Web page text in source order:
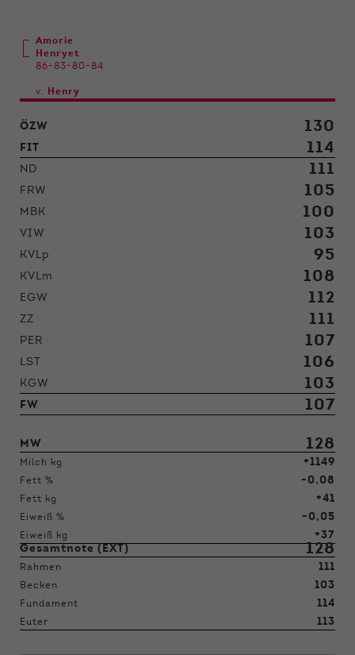
Amorie
Henryet
86-83-80-84
v. Henry
ÖZW 130
FIT 114
ND 111
FRW 105
MBK 100
VIW 103
KVLp 95
KVLm 108
EGW 112
ZZ 111
PER 107
LST 106
KGW 103
FW 107
MW 128
Milch kg +1149
Fett % -0,08
Fett kg +41
Eiweiß % -0,05
Eiweiß kg
+37
Gesamtnote (EXT)
128
Rahmen 111
Becken 103
Fundament 114
Euter 113